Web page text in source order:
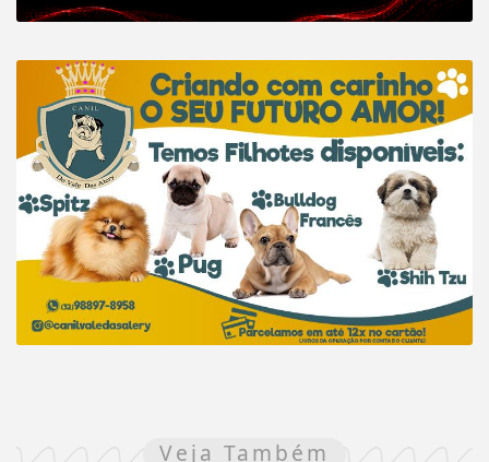
Veja Também